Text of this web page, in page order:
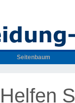
Seitenbaum
Helfen